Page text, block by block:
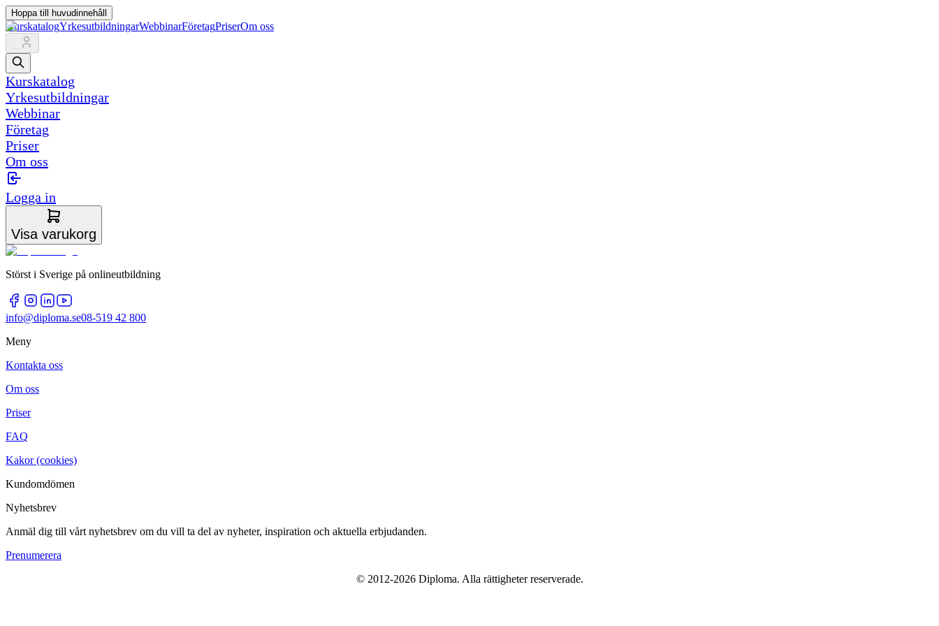
Hoppa till huvudinnehåll
KurskatalogYrkesutbildningarWebbinarFöretagPriserOm oss
...
Kurskatalog
Yrkesutbildningar
Webbinar
Företag
Priser
Om oss
Logga in
Visa varukorg
Störst i Sverige på onlineutbildning
info@diploma.se08-519 42 800
Meny
Kontakta oss
Om oss
Priser
FAQ
Kakor (cookies)
Kundomdömen
Nyhetsbrev
Anmäl dig till vårt nyhetsbrev om du vill ta del av nyheter, inspiration och aktuella erbjudanden.
Prenumerera
© 2012-2026 Diploma. Alla rättigheter reserverade.